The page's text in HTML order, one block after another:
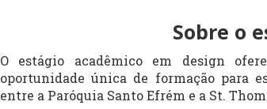
Sobre o
O estágio acadêmico em design
oportunidade única de formação para
entre a Paróquia Santo Efrém e a St.